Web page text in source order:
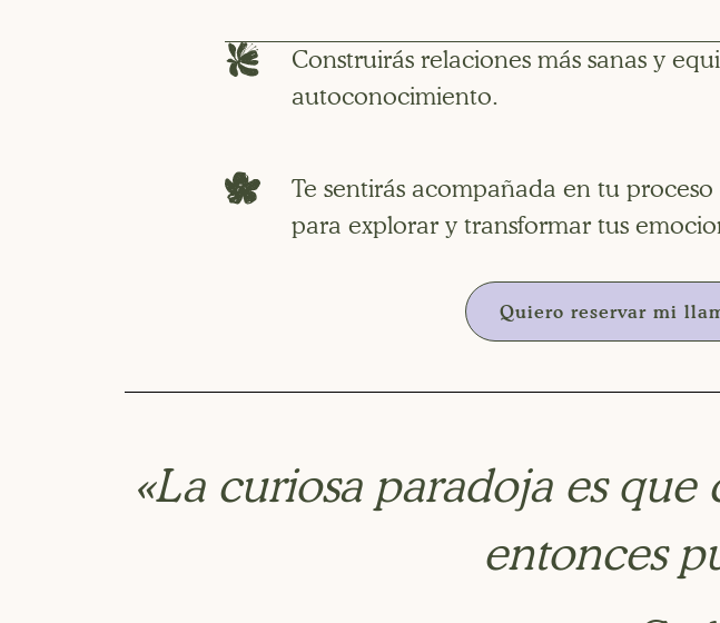
Construirás relaciones más sanas y
autoconocimiento.
Te sentirás acompañada en tu
para explorar y transformar tus
Quiero reservar mi
«La curiosa paradoja es
entonces